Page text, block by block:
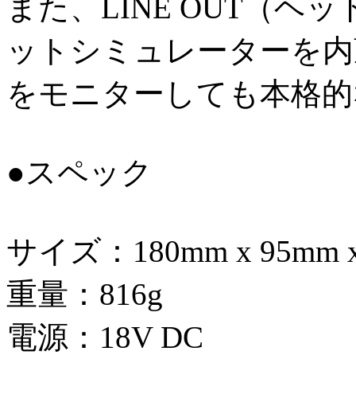
また、LINE OUT（ヘ
ットシミュレーターを
をモニターしても本格
●スペック
サイズ：180mm x 95mm
重量：816g
電源：18V DC